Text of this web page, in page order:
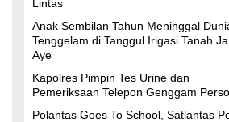
Lintas
Anak Sembilan Tahun Meninggal
Tenggelam di Tanggul Irigasi Tanah
Aye
Kapolres Pimpin Tes Urine dan
Pemeriksaan Telepon Genggam
Polantas Goes To School, Satlantas